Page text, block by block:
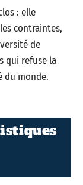
: elle
contraintes,
de
qui refuse la
du monde.